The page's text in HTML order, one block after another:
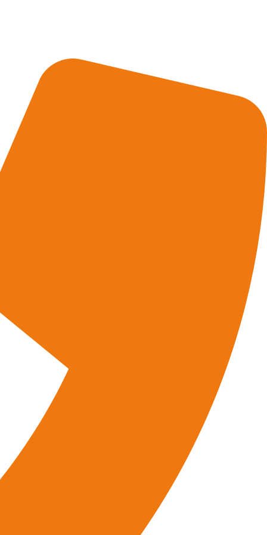
gute, zielgerichtete und interessante Präsentationen erhöhen
wie bei Mietobjekten — ist eine hochwertige Präsentation der